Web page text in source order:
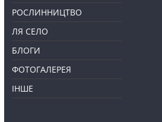
РОСЛИННИЦТВО
ЛЯ СЕЛО
БЛОГИ
ФОТОГАЛЕРЕЯ
ІНШЕ